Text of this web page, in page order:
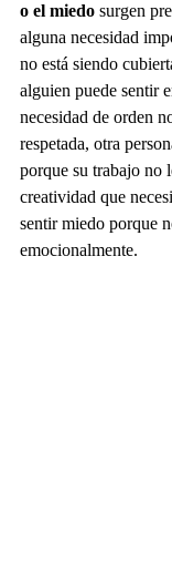
o el miedo surgen
alguna necesidad
no está siendo
alguien puede sentir
necesidad de orden
respetada, otra
porque su trabajo no
creatividad que
sentir miedo porque
emocionalmente.